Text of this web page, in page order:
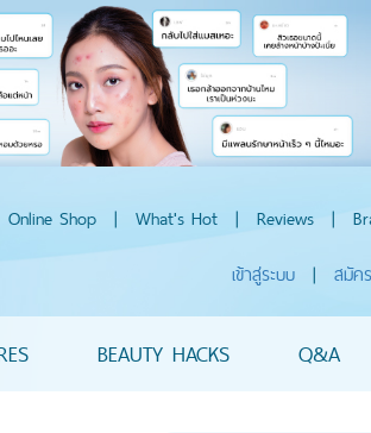
Online Shop | What's Hot | Reviews |
เข้าสู่ระบบ | สมัค
BEAUTY HACKS Q&A